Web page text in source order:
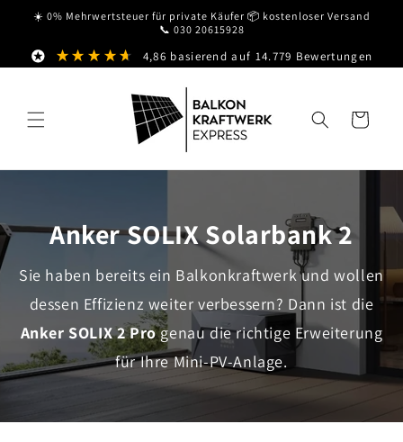
zum
☀️ 0% Mehrwertsteuer für private Käufer 📦 kostenloser Versand
📞 030 20615928
4,86 basierend auf 14.779 Bewertungen
Warenkorb
Anker SOLIX Solarbank 2
Sie haben bereits ein Balkonkraftwerk und wollen
dessen Effizienz weiter verbessern? Dann ist die
Anker SOLIX 2 Progenau die richtige Erweiterung
für Ihre Mini-PV-Anlage.